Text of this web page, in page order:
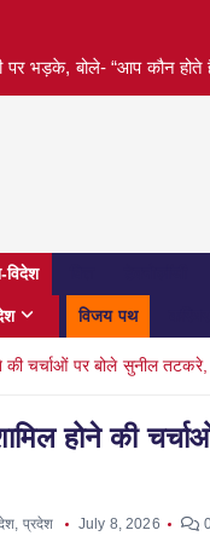
पर भड़के, बोले- “आप कौन
विदेश
विजय पथ
चर्चाओं पर बोले सुनील तटकरे,
होने की
, प्रदेश July 8, 2026